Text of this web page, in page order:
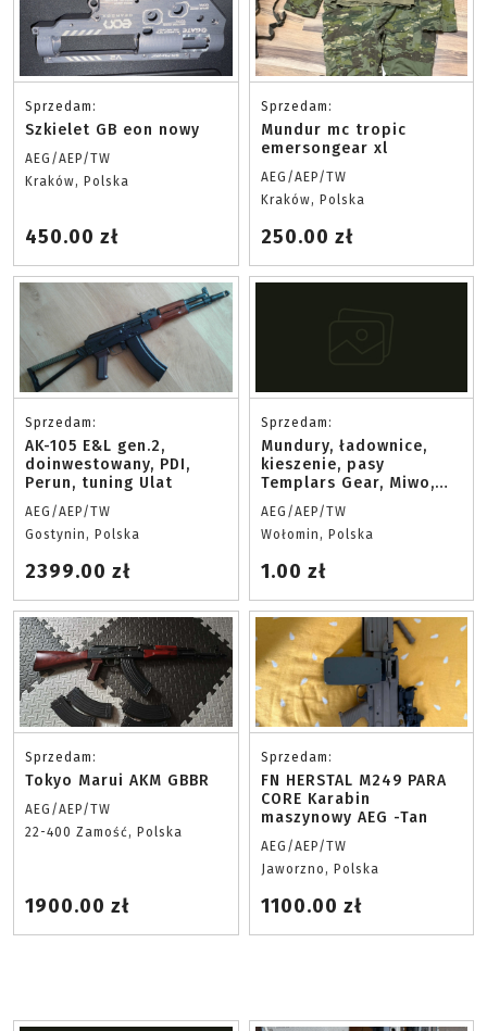
Sprzedam:
Szkielet GB eon nowy
AEG/AEP/TW
Kraków, Polska
450.00 zł
Sprzedam:
Mundur mc tropic
emersongear xl
AEG/AEP/TW
Kraków, Polska
250.00 zł
Sprzedam:
AK-105 E&L gen.2,
doinwestowany, PDI,
Perun, tuning Ulat
AEG/AEP/TW
Gostynin, Polska
2399.00 zł
Sprzedam:
Mundury, ładownice,
kieszenie, pasy
Templars Gear, Miwo,
Baribal
AEG/AEP/TW
Wołomin, Polska
1.00 zł
Sprzedam:
Tokyo Marui AKM GBBR
AEG/AEP/TW
22-400 Zamość, Polska
1900.00 zł
Sprzedam:
FN HERSTAL M249 PARA
CORE Karabin
maszynowy AEG -Tan
AEG/AEP/TW
Jaworzno, Polska
1100.00 zł